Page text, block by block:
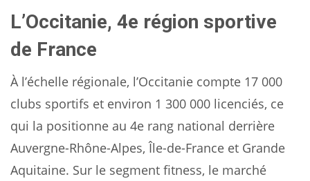
L’Occitanie, 4e région sportive
de France
À l’échelle régionale, l’Occitanie compte 17 000
clubs sportifs et environ 1 300 000 licenciés, ce
qui la positionne au 4e rang national derrière
Auvergne-Rhône-Alpes, Île-de-France et Grande
Aquitaine. Sur le segment fitness, le marché